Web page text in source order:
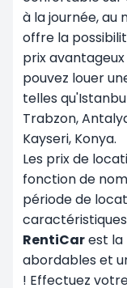
à la journée, au
offre la
prix
pouvez louer
telles
Trabzon,
Kayseri, Konya.
Les prix de
fonction de
période de
RentiCarest la
abordables et
! Effectuez